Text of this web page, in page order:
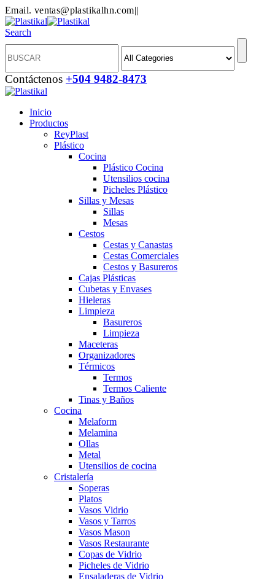
Email. ventas@plastikalhn.com||
Search
Contáctenos +504 9482-8473
Inicio
Productos
ReyPlast
Plástico
Cocina
Plástico Cocina
Utensilios cocina
Picheles Plástico
Sillas y Mesas
Sillas
Mesas
Cestos
Cestas y Canastas
Cestas Comerciales
Cestos y Basureros
Cajas Plásticas
Cubetas y Envases
Hieleras
Limpieza
Basureros
Limpieza
Maceteras
Organizadores
Térmicos
Termos
Termos Caliente
Tinas y Baños
Cocina
Melaform
Melamina
Ollas
Metal
Utensilios de cocina
Cristalería
Soperas
Platos
Vasos Vidrio
Vasos y Tarros
Vasos Mason
Vasos Restaurante
Copas de Vidrio
Picheles de Vidrio
Ensaladeras de Vidrio